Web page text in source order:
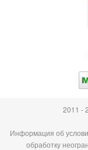
2011 -
Информация об
обработку